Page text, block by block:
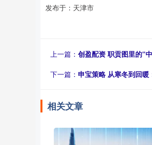
发布于：天津市
上一篇： 创盈配资 职贡图里的“
下一篇： 申宝策略 从寒冬到回暖
相关文章